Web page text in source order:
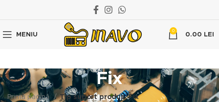
MENIU
0
0.00 LEI
Fix
Categorii
Prima pagină Tip suport produs Fix